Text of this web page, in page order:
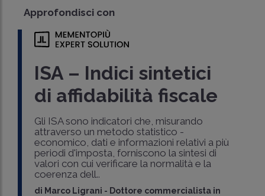
Approfondisci con
ISA – Indici sintetici
di affidabilità fiscale
Gli ISA sono indicatori che, misurando
attraverso un metodo statistico -
economico, dati e informazioni relativi a più
periodi d'imposta, forniscono la sintesi di
valori con cui verificare la normalità e la
coerenza dell..
di Marco Ligrani - Dottore commercialista in